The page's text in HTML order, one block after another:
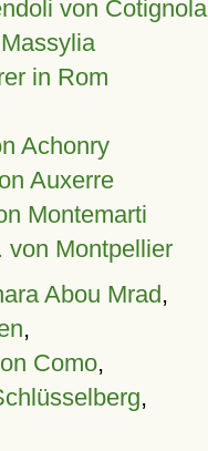
von Cotignola
in Rom
Achonry
Auxerre
Montemarti
von Montpellier
Abou Mrad,
,
Como,
,